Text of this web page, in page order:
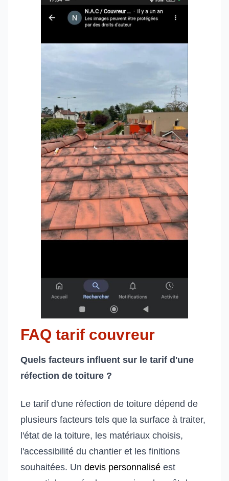
FAQ tarif couvreur
Quels facteurs influent sur le tarif d'une
réfection de toiture ?
Le tarif d'une réfection de toiture dépend de
plusieurs facteurs tels que la surface à traiter,
l'état de la toiture, les matériaux choisis,
l'accessibilité du chantier et les finitions
souhaitées. Un devis personnalisé est